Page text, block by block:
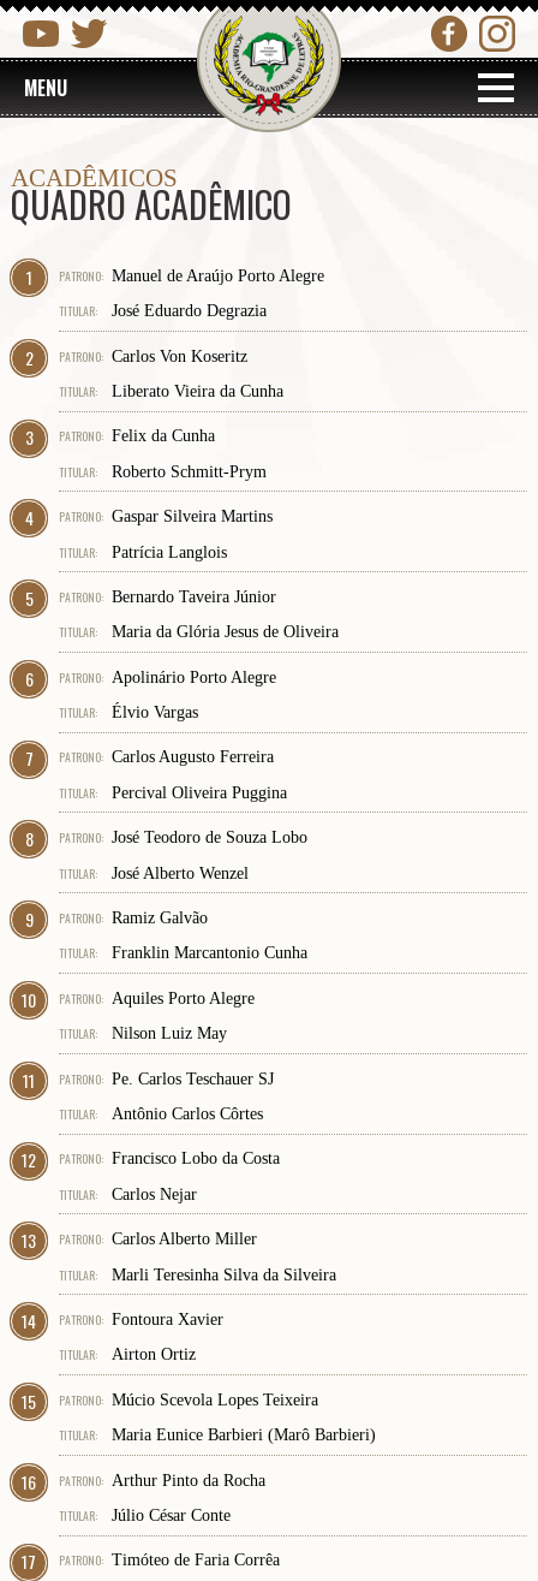
MENU
ACADÊMICOS
QUADRO ACADÊMICO
1 PATRONO: Manuel de Araújo Porto Alegre
TITULAR:
José Eduardo Degrazia
2 PATRONO: Carlos Von Koseritz
TITULAR:
Liberato Vieira da Cunha
3 PATRONO: Felix da Cunha
TITULAR:
Roberto Schmitt-Prym
4 PATRONO: Gaspar Silveira Martins
TITULAR:
Patrícia Langlois
5 PATRONO: Bernardo Taveira Júnior
TITULAR:
Maria da Glória Jesus de Oliveira
6 PATRONO: Apolinário Porto Alegre
TITULAR:
Élvio Vargas
7 PATRONO: Carlos Augusto Ferreira
TITULAR:
Percival Oliveira Puggina
8 PATRONO: José Teodoro de Souza Lobo
TITULAR:
José Alberto Wenzel
9 PATRONO: Ramiz Galvão
TITULAR:
Franklin Marcantonio Cunha
10 PATRONO: Aquiles Porto Alegre
TITULAR:
Nilson Luiz May
11 PATRONO: Pe. Carlos Teschauer SJ
TITULAR:
Antônio Carlos Côrtes
12 PATRONO: Francisco Lobo da Costa
TITULAR:
Carlos Nejar
13 PATRONO: Carlos Alberto Miller
TITULAR:
Marli Teresinha Silva da Silveira
14 PATRONO: Fontoura Xavier
TITULAR:
Airton Ortiz
15 PATRONO: Múcio Scevola Lopes Teixeira
TITULAR:
Maria Eunice Barbieri (Marô Barbieri)
16 PATRONO: Arthur Pinto da Rocha
TITULAR:
Júlio César Conte
17 PATRONO: Timóteo de Faria Corrêa